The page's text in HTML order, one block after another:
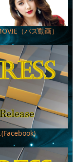
（バズ動画）